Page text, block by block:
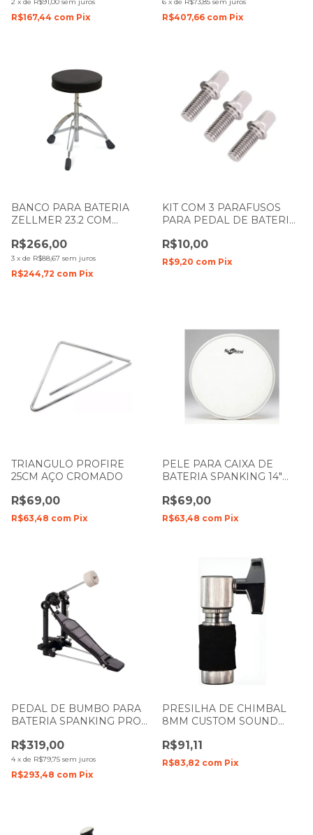
R$167,44 com Pix R$407,66 com Pix
BANCO PARA BATERIA
ZELLMER 23.2 COM
R$266,00
3 x de R$88,67 sem juros
R$244,72 com Pix
KIT COM 3 PARAFUSOS
PARA PEDAL DE BATERIA
R$10,00
R$9,20 com Pix
TRIANGULO PROFIRE
25CM AÇO CROMADO
R$69,00
R$63,48 com Pix
PELE PARA CAIXA DE
BATERIA SPANKING 14"
R$69,00
R$63,48 com Pix
PEDAL DE BUMBO PARA
BATERIA SPANKING PRO
R$319,00
4 x de R$79,75 sem juros
R$293,48 com Pix
PRESILHA DE CHIMBAL
8MM CUSTOM SOUND
R$91,11
R$83,82 com Pix